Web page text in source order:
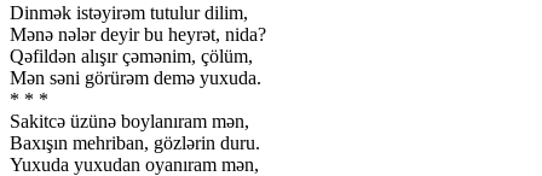
Dinmək istəyirəm tutulur dilim,
Mənə nələr deyir bu heyrət, nida?
Qəfildən alışır çəmənim, çölüm,
Mən səni görürəm demə yuxuda.
* * *
Sakitcə üzünə boylanıram mən,
Baxışın mehriban, gözlərin duru.
Yuxuda yuxudan oyanıram mən,